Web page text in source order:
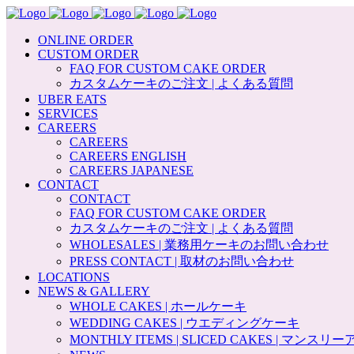
ONLINE ORDER
CUSTOM ORDER
FAQ FOR CUSTOM CAKE ORDER
カスタムケーキのご注文 | よくある質問
UBER EATS
SERVICES
CAREERS
CAREERS
CAREERS ENGLISH
CAREERS JAPANESE
CONTACT
CONTACT
FAQ FOR CUSTOM CAKE ORDER
カスタムケーキのご注文 | よくある質問
WHOLESALES | 業務用ケーキのお問い合わせ
PRESS CONTACT | 取材のお問い合わせ
LOCATIONS
NEWS & GALLERY
WHOLE CAKES | ホールケーキ
WEDDING CAKES | ウエディングケーキ
MONTHLY ITEMS | SLICED CAKES | マンスリー